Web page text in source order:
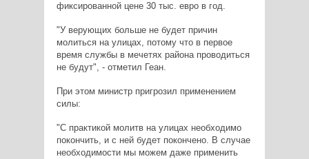
фиксированной цене 30 тыс. евро в год.
"У верующих больше не будет причин
молиться на улицах, потому что в первое
время службы в мечетях района проводиться
не будут", - отметил Геан.
При этом министр пригрозил применением
силы:
"С практикой молитв на улицах необходимо
покончить, и с ней будет покончено. В случае
необходимости мы можем даже применить